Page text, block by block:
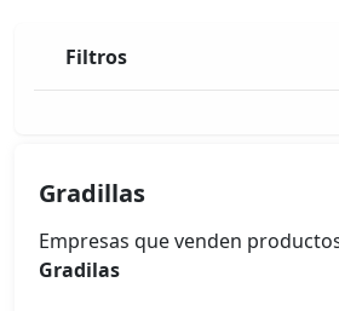
Filtros
Gradillas
Empresas que venden
Gradilas